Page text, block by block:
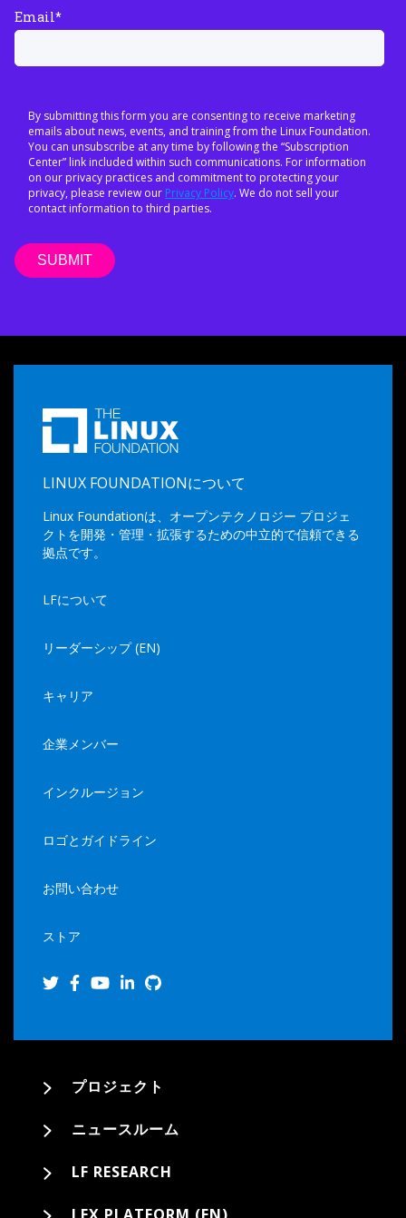
Email*
By submitting this form you are consenting to receive marketing
emails about news, events, and training from the Linux Foundation.
You can unsubscribe at any time by following the “Subscription
Center” link included within such communications. For information
on our privacy practices and commitment to protecting your
privacy, please review our Privacy Policy. We do not sell your
contact information to third parties.
LINUX FOUNDATIONについて
Linux Foundationは、オープンテクノロジー プロジェ
クトを開発・管理・拡張するための中立的で信頼できる
拠点です。
LFについて
リーダーシップ (EN)
キャリア
企業メンバー
インクルージョン
ロゴとガイドライン
お問い合わせ
ストア
プロジェクト
ニュースルーム
LF RESEARCH